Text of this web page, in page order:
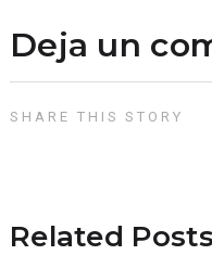
Deja un
SHARE THIS STORY
Related Posts